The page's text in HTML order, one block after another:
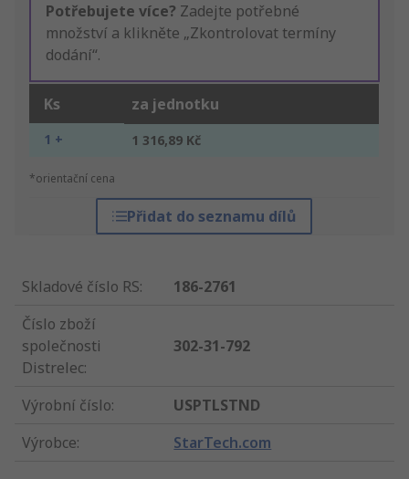
Potřebujete více? Zadejte potřebné
množství a klikněte „Zkontrolovat termíny
dodání“.
Ks za jednotku
1 + 1 316,89 Kč
*orientační cena
Přidat do seznamu dílů
Skladové číslo RS:
186-2761
Číslo zboží
společnosti
Distrelec:
302-31-792
Výrobní číslo:
USPTLSTND
Výrobce: StarTech.com